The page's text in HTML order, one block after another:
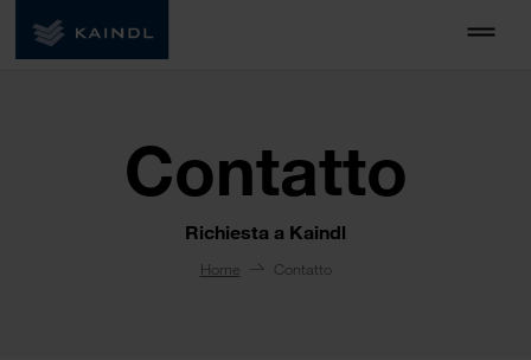
Contatto
Richiesta a Kaindl
Home Contatto